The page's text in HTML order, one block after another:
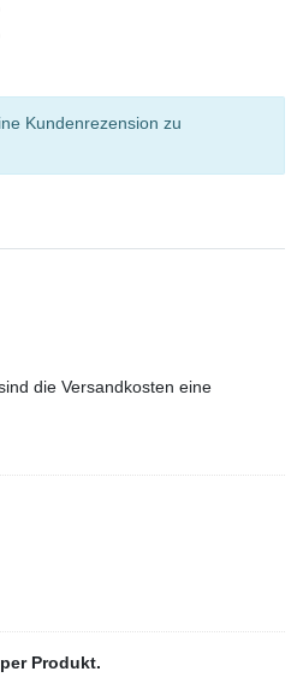
Kundenrezension zu
die Versandkosten eine
Produkt.